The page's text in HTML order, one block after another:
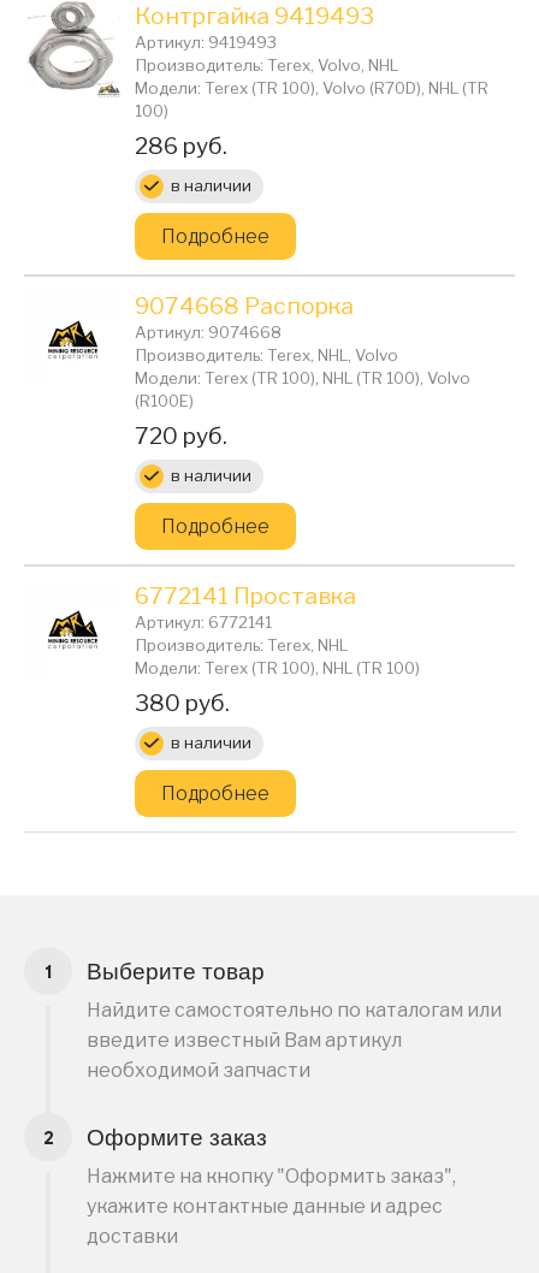
Контргайка 9419493
Артикул: 9419493
Производитель: Terex, Volvo, NHL
Модели: Terex (TR 100), Volvo (R70D), NHL (TR
100)
Цена:
286 руб.
в наличии
Подробнее
9074668 Распорка
Артикул: 9074668
Производитель: Terex, NHL, Volvo
Модели: Terex (TR 100), NHL (TR 100), Volvo
(R100E)
Цена:
720 руб.
в наличии
Подробнее
6772141 Проставка
Артикул: 6772141
Производитель: Terex, NHL
Модели: Terex (TR 100), NHL (TR 100)
Цена:
380 руб.
в наличии
Подробнее
Выберите товар
Найдите самостоятельно по каталогам или
введите известный Вам артикул
необходимой запчасти
Оформите заказ
Нажмите на кнопку "Оформить заказ",
укажите контактные данные и адрес
доставки